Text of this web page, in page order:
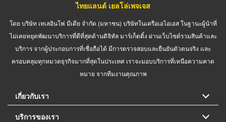
ไทยแลนด์ เยลโล่เพจเจส
โดย บริษัท เทเลอินโฟ มีเดีย จำกัด (มหาชน) บริษัทในเครือเอไอเอส ในฐานะผู้นำที่
ไม่เคยหยุดพัฒนาบริการที่ดีที่สุดด้านดิจิทัล มาร์เก็ตติ้ง ผ่านเว็บไซต์รวมสินค้าและ
บริการ จากผู้ประกอบการที่เชื่อถือได้ มีการตรวจสอบและยืนยันตัวตนจริง และ
ครอบคลุมทุกหมวดธุรกิจมากที่สุดในประเทศ เราจะมอบบริการที่เหนือความคาด
หมาย จากทีมงานคุณภาพ
เกี่ยวกับเรา
บริการของเรา